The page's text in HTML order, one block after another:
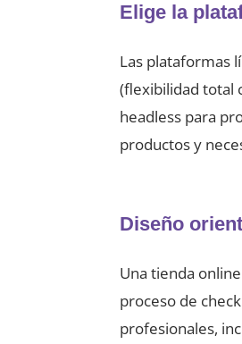
Elige la
Las plataformas
(flexibilidad total
headless para
productos y
Diseño
Una tienda
proceso de
profesionales,